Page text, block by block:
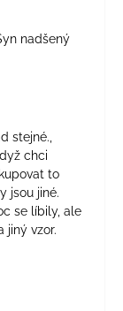
nadšený
stejné.,
chci
to
jsou jiné.
se líbily, ale
jiný vzor.